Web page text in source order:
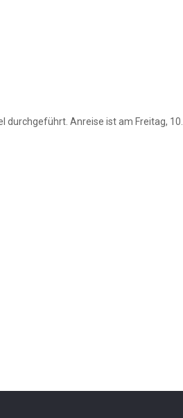
Anreise ist am Freitag,